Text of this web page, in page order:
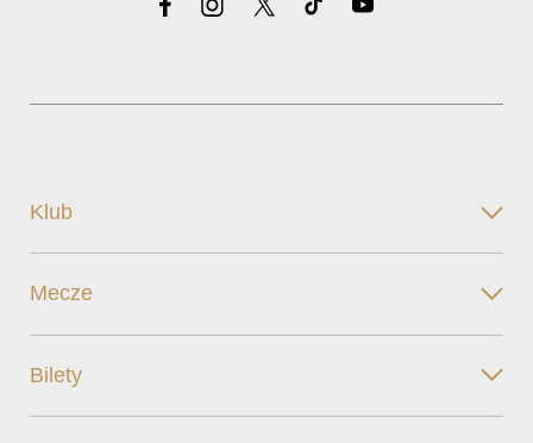
Klub
Mecze
Bilety